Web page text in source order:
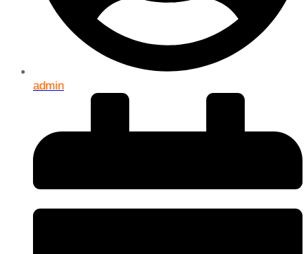
admin